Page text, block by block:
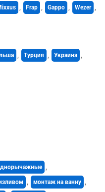
, Frap , Gappo , Wezer ,
Турция Украина
,
, монтаж на ванну ,